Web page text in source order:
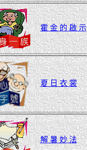
霍 金 的 啟 示
夏 日 衣 裳
解 暑 妙 法